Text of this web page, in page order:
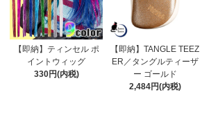
【即納】ティンセル ポ
イントウィッグ
330円(内税)
【即納】TANGLE TEEZ
ER／タングルティーザ
ー ゴールド
2,484円(内税)